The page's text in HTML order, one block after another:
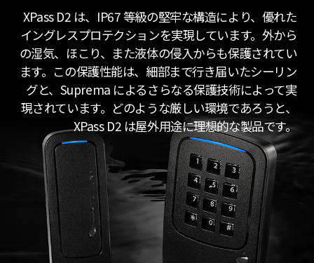
XPass D2 は、IP67 等級の堅牢な構造により、優れた
イングレスプロテクションを実現しています。外から
の湿気、ほこり、また液体の侵入からも保護されてい
ます。この保護性能は、細部まで行き届いたシーリン
グと、Suprema によるさらなる保護技術によって実
現されています。どのような厳しい環境であろうと、
XPass D2 は屋外用途に理想的な製品です。